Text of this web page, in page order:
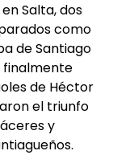
Salta, dos
como
de Santiago
finalmente
de Héctor
el triunfo
y